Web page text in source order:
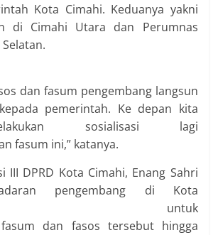
Kota Cimahi. Keduanya yakni
di Cimahi Utara dan Perumnas
dan fasum pengembang langsun
pemerintah. Ke depan kita
sosialisasi lagi
fasum ini,” katanya.
III DPRD Kota Cimahi, Enang Sahri
pengembang di Kota
untuk
fasum dan fasos tersebut hingga